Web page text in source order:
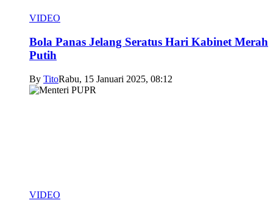
VIDEO
Bola Panas Jelang Seratus Hari Kabinet Merah
Putih
By TitoRabu, 15 Januari 2025, 08:12
VIDEO